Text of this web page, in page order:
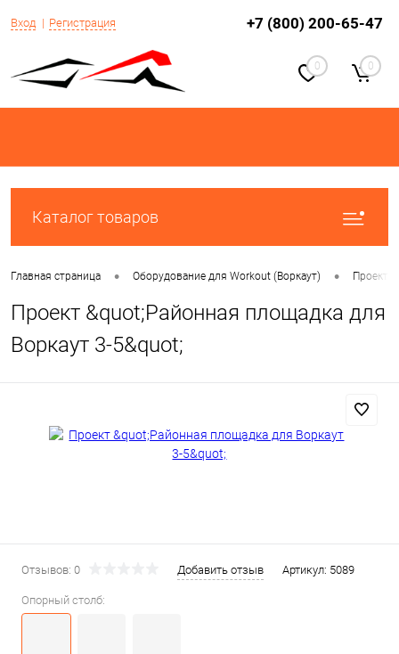
Вход Регистрация +7 (800) 200-65-47
0 0
Каталог товаров
Главная страница • Оборудование для Workout (Воркаут) •
Проект &quot;Районная площадка для
Воркаут 3-5&quot;
Отзывов: 0 Добавить отзыв Артикул: 5089
Опорный столб: